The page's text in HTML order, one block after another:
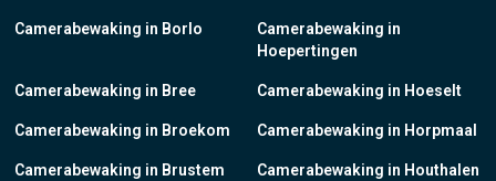
Camerabewaking in Borlo
Camerabewaking in Bree
Camerabewaking in Broekom
Camerabewaking in Brustem
Camerabewaking in
Hoepertingen
Camerabewaking in Hoeselt
Camerabewaking in Horpmaal
Camerabewaking in Houthalen